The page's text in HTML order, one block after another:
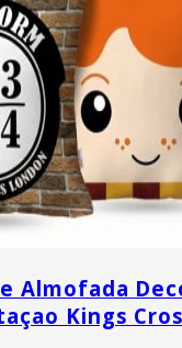
Almofada
Kings